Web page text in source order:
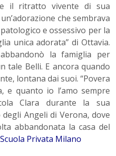
il ritratto vivente di sua
che sembrava
e ossessivo per la
unica adorata” di Ottavia.
la famiglia per
tale Belli. E ancora quando
lontana dai suoi. “Povera
e quanto io l’amo sempre
Clara durante la sua
degli Angeli di Verona, dove
abbandonata la casa del
Scuola Privata Milano